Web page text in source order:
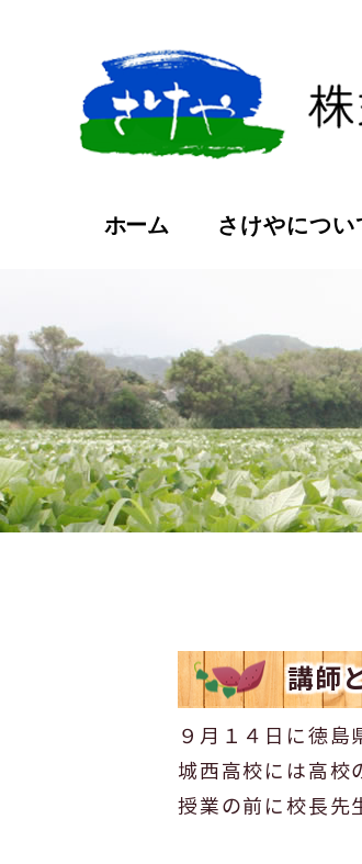
ホーム さけやについ
講師
９月１４日に徳島
城西高校には高校
授業の前に校長先